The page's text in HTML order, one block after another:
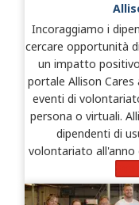
Incoraggiamo i
cercare opportunità
un impatto
portale Allison
eventi di
persona o virtuali.
dipendenti di
volontariato all'anno